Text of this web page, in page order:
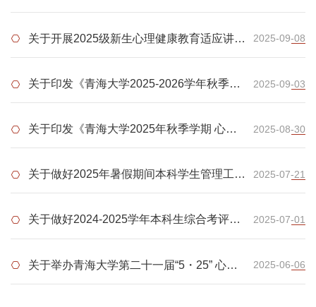
关于开展2025级新生心理健康教育适应讲座
2025-09-08
关于印发《青海大学2025-2026学年秋季学
2025-09-03
关于印发《青海大学2025年秋季学期 心理
2025-08-30
关于做好2025年暑假期间本科学生管理工作
2025-07-21
关于做好2024-2025学年本科生综合考评工
2025-07-01
关于举办青海大学第二十一届“5・25” 心理
2025-06-06